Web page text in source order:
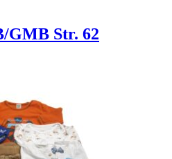
GMB Str. 62